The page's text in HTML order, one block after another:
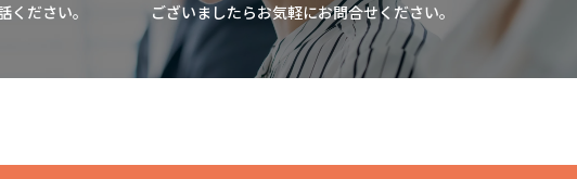
ください。
ございましたらお気軽にお問合せください。